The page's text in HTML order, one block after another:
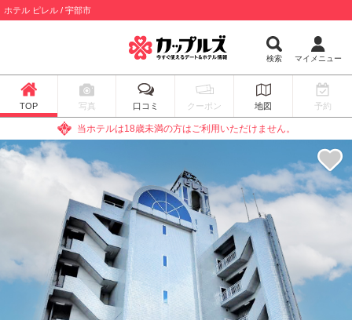
ホテル ピレル / 宇部市
検索 マイメニュー
TOP 写真 口コミ クーポン 地図 予約
当ホテルは18歳未満の方はご利用いただけません。